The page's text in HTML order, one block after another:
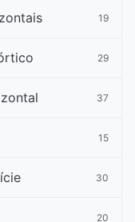
19
29
37
15
30
20